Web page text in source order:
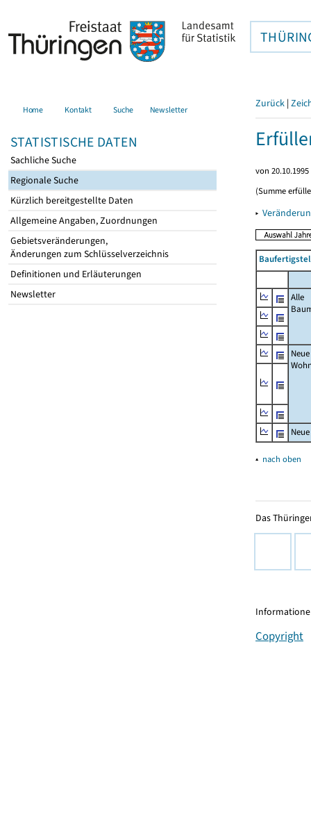
Home Kontakt Suche Newsletter
STATISTISCHE DATEN
Sachliche Suche
Regionale Suche
Kürzlich bereitgestellte Daten
Allgemeine Angaben, Zuordnungen
Gebietsveränderungen,
Änderungen zum Schlüsselverzeichnis
Definitionen und Erläuterungen
Newsletter
Zurück |
von
(Summe
▸
Alle
Neue
▴ nach oben
Das
Copyright